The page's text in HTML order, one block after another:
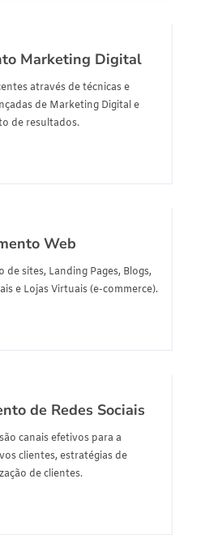
Marketing Digital
através de técnicas e
de Marketing Digital e
de resultados.
Web
de sites, Landing Pages, Blogs,
e Lojas Virtuais (e-commerce).
de Redes Sociais
canais efetivos para a
clientes, estratégias de
de clientes.